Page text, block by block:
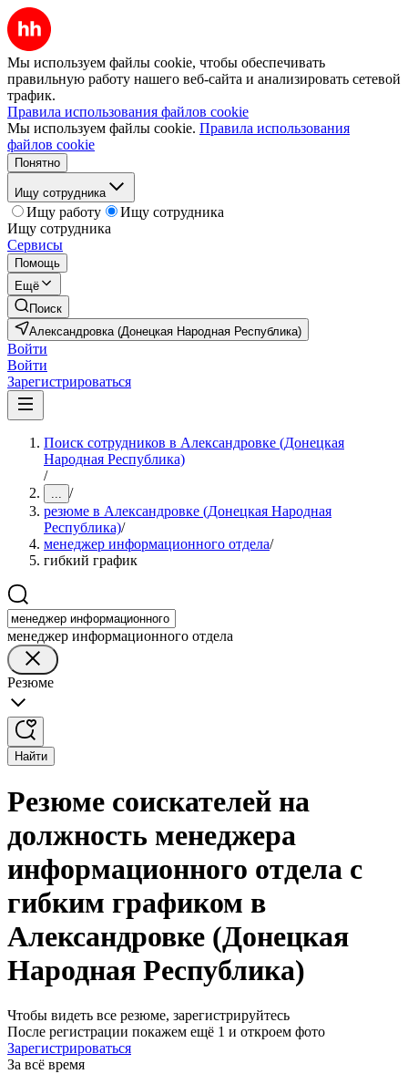
Мы используем файлы cookie, чтобы обеспечивать
правильную работу нашего веб-сайта и анализировать сетевой
трафик.
Правила использования файлов cookie
Мы используем файлы cookie. Правила использования
файлов cookie
Понятно
Ищу сотрудника
Ищу работу
Ищу сотрудника
Ищу сотрудника
Сервисы
Помощь
Ещё
Поиск
Александровка (Донецкая Народная Республика)
Войти
Войти
Зарегистрироваться
Поиск сотрудников в Александровке (Донецкая
Народная Республика)
/
... /
резюме в Александровке (Донецкая Народная
Республика)/
менеджер информационного отдела/
гибкий график
менеджер информационного отдела
Резюме
Найти
Резюме соискателей на
должность менеджера
информационного отдела с
гибким графиком в
Александровке (Донецкая
Народная Республика)
Чтобы видеть все резюме, зарегистрируйтесь
После регистрации покажем ещё 1 и откроем фото
Зарегистрироваться
За всё время